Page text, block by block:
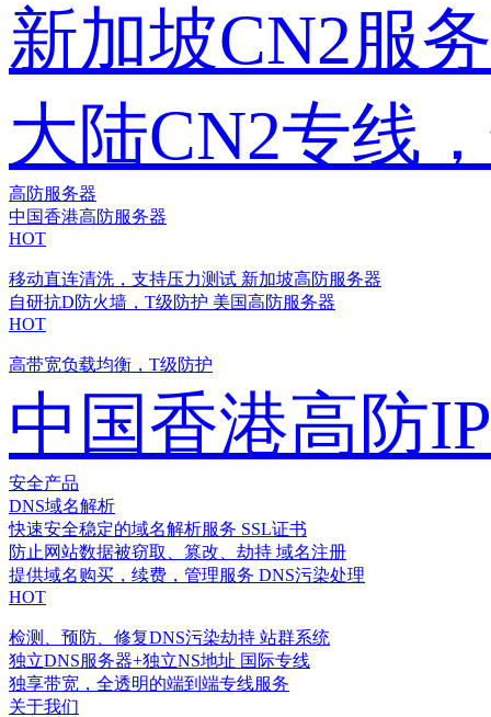
新加坡CN2服
大陆CN2专线
高防服务器
中国香港高防服务器
HOT
移动直连清洗，支持压力测试 新加坡高防服务器
自研抗D防火墙，T级防护 美国高防服务器
HOT
高带宽负载均衡，T级防护
中国香港高防IP
安全产品
DNS域名解析
快速安全稳定的域名解析服务 SSL证书
防止网站数据被窃取、篡改、劫持 域名注册
提供域名购买，续费，管理服务 DNS污染处理
HOT
检测、预防、修复DNS污染劫持 站群系统
独立DNS服务器+独立NS地址 国际专线
独享带宽，全透明的端到端专线服务
关于我们